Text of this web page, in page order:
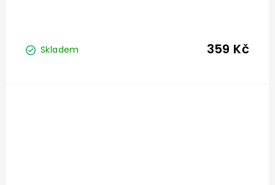
Skladem 359 Kč